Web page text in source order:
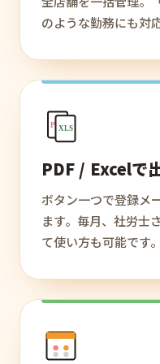
のような勤務にも対
PDFXLS
PDF / Excelで
ボタン一つで登録メ
ます。毎月、社労士
て使い方も可能です。